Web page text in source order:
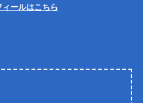
ールはこちら